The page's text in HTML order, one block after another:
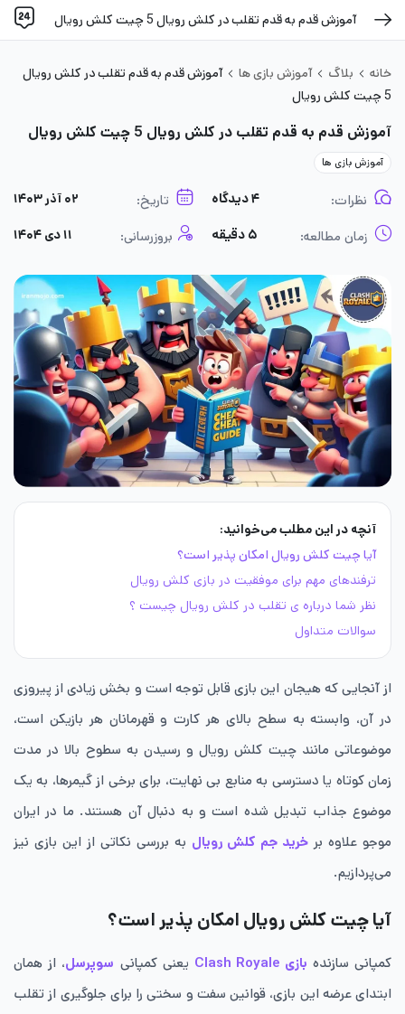
آموزش قدم به قدم تقلب در کلش رویال 5 چیت کلش رویال
خانه بلاگ آموزش بازی ها
آموزش قدم به قدم تقلب در کلش رویال
5 چیت کلش رویال
آموزش قدم به قدم تقلب در کلش رویال 5 چیت کلش رویال
آموزش بازی ها
نظرات: ۴ دیدگاه تاریخ: ۰۲ آذر ۱۴۰۳
زمان مطالعه: ۵ دقیقه بروزرسانی: ۱۱ دی ۱۴۰۴
آنچه در این مطلب می‌خوانید:
آیا چیت کلش رویال امکان پذیر است؟
ترفندهای مهم برای موفقیت در بازی کلش رویال
نظر شما درباره ی تقلب در کلش رویال چیست ؟
سوالات متداول
از آنجایی که هیجان این بازی قابل توجه است و بخش زیادی از پیروزی
در آن، وابسته به سطح بالای هر کارت و قهرمانان هر بازیکن است،
موضوعاتی مانند چیت کلش رویال و رسیدن به سطوح بالا در مدت
زمان کوتاه یا دسترسی به منابع بی نهایت، برای برخی از گیمرها، به یک
موضوع جذاب تبدیل شده است و به دنبال آن هستند. ما در ایران
موجو علاوه بر خرید جم کلش رویال به بررسی نکاتی از این بازی نیز
می‌پردازیم.
آیا چیت کلش رویال امکان پذیر است؟
کمپانی سازنده بازی Clash Royale یعنی کمپانی سوپرسل، از همان
ابتدای عرضه این بازی، قوانین سفت و سختی را برای جلوگیری از تقلب